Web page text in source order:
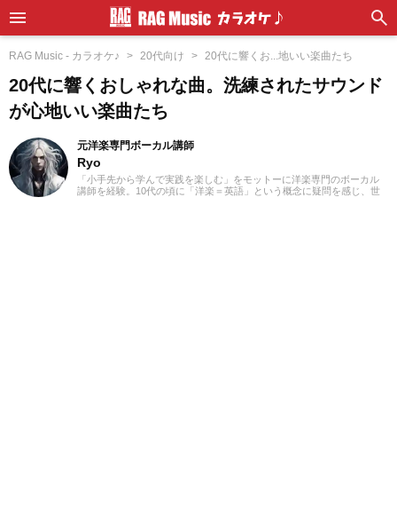
RAG Music - カラオケ♪ 20代向け 20代に響くお...地いい楽曲たち
20代に響くおしゃれな曲。洗練されたサウンド
が心地いい楽曲たち
元洋楽専門ボーカル講師
Ryo
「小手先から学んで実践を楽しむ」をモットーに洋楽専門のボーカル
講師を経験。10代の頃に「洋楽＝英語」という概念に疑問を感じ、世